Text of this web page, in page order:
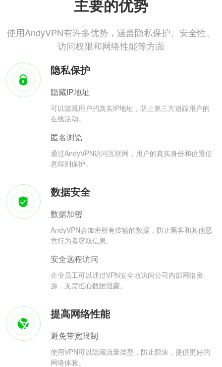
主要的优势
使用AndyVPN有许多优势，涵盖隐私保护、安全性、
访问权限和网络性能等方面
隐私保护
隐藏IP地址
可以隐藏用户的真实IP地址，防止第三方追踪用户的
在线活动。
匿名浏览
通过AndyVPN访问互联网，用户的真实身份和位置信
息得到保护。
数据安全
数据加密
AndyVPN会加密所有传输的数据，防止黑客和其他恶
意行为者窃取信息。
安全远程访问
企业员工可以通过VPN安全地访问公司内部网络资
源，无需担心数据泄露。
提高网络性能
避免带宽限制
使用VPN可以隐藏流量类型，防止限速，提供更好的
网络体验。